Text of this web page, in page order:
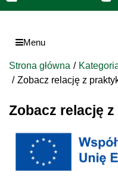
Menu
Strona główna
Zobacz relację z
Zobacz relację